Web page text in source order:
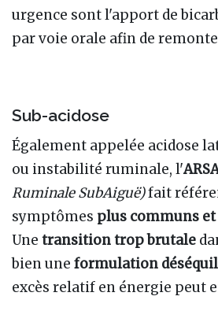
urgence sont l'apport de
par voie orale afin de
Sub-acidose
Également appelée acidose
ou instabilité ruminale, l'
Ruminale SubAiguë)fait
symptômes plus communs
Une transition trop brutale
bien une formulation
excès relatif en énergie peut